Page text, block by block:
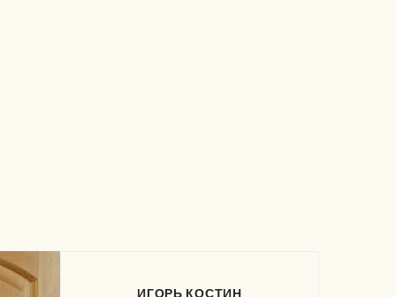
ИГОРЬ КОСТИН